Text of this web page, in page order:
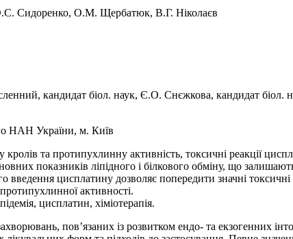
Сидоренко, О.М. Щербатюк, В.Г. Ніколаєв
кандидат біол. наук, Є.О. Снєжкова, кандидат
НАН України, м. Київ
у кролів та протипухлинну активність, токсичні реакції
показників ліпідного і білкового обміну, що
введення цисплатину дозволяє попередити значні
активності.
цисплатин, хіміотерапія.
пов’язаних із розвитком ендо- та екзогенних